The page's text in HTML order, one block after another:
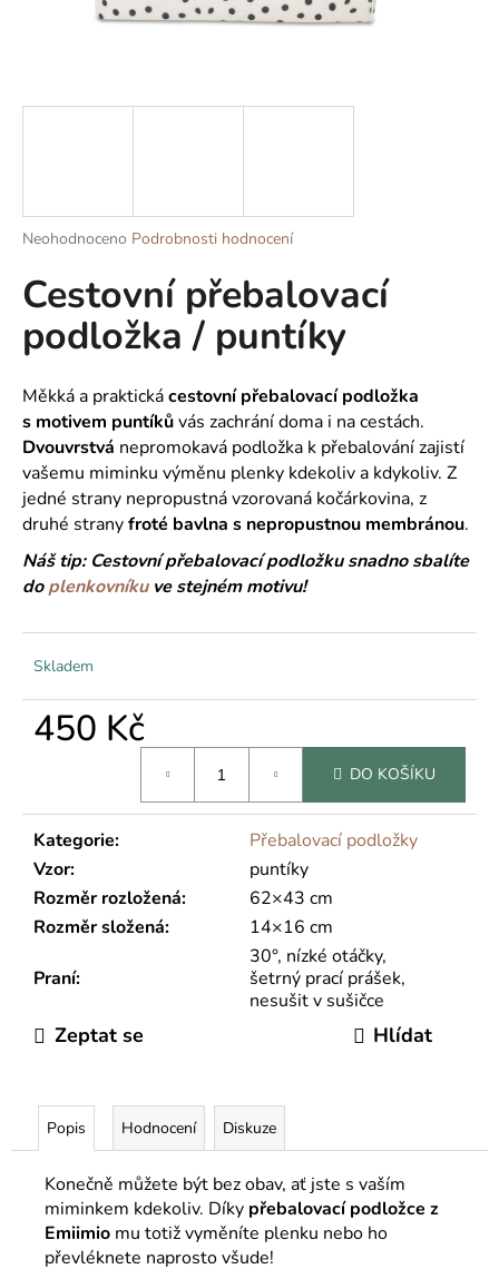
Průměrné
produktu
je
hvězdiček.
Neohodnoceno Podrobnosti hodnocení
Cestovní přebalovací
podložka / puntíky
Měkká a praktickácestovní přebalovací podložka
s motivem puntíkůvás zachrání doma i na cestách.
Dvouvrstvá nepromokavá podložka k přebalování zajistí
vašemu miminku výměnu plenky kdekoliv a kdykoliv. Z
jedné strany nepropustná vzorovaná kočárkovina, z
druhé stranyfroté bavlna s nepropustnou membránou.
Náš tip: Cestovní přebalovací podložku snadno sbalíte
doplenkovníku ve stejném motivu!
Skladem
450 Kč
DO KOŠÍKU
Kategorie:
Přebalovací podložky
Vzor:
puntíky
Rozměr rozložená:
62×43 cm
Rozměr složená: 14×16 cm
Praní:
30°, nízké otáčky,
šetrný prací prášek,
nesušit v sušičce
Zeptat se Hlídat
Popis Hodnocení Diskuze
Konečně můžete být bez obav, ať jste s vaším
miminkem kdekoliv. Díky přebalovací podložce z
Emiimio mu totiž vyměníte plenku nebo ho
převléknete naprosto všude!
t
D
p
o
r
u
č
u
j
e
m